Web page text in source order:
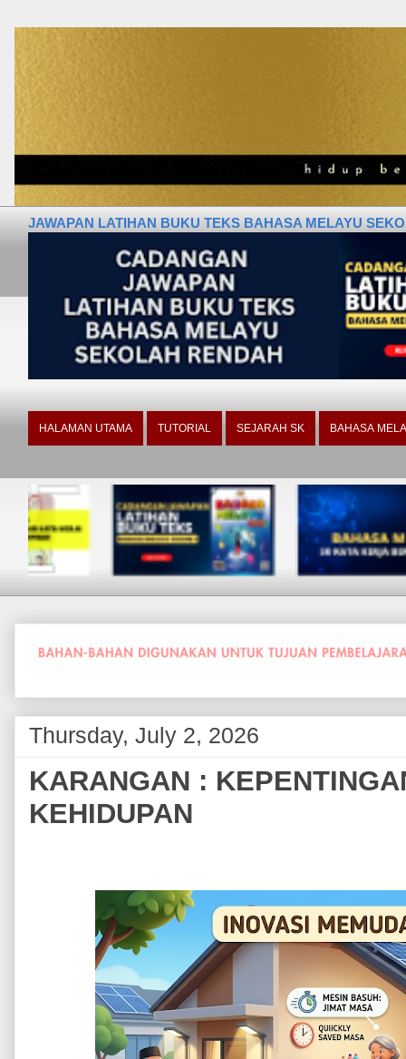
JAWAPAN LATIHAN BUKU TEKS BAHASA MELAYU
HALAMAN UTAMA TUTORIAL SEJARAH SK BAHASA
Thursday, July 2, 2026
KARANGAN :
KEHIDUPAN